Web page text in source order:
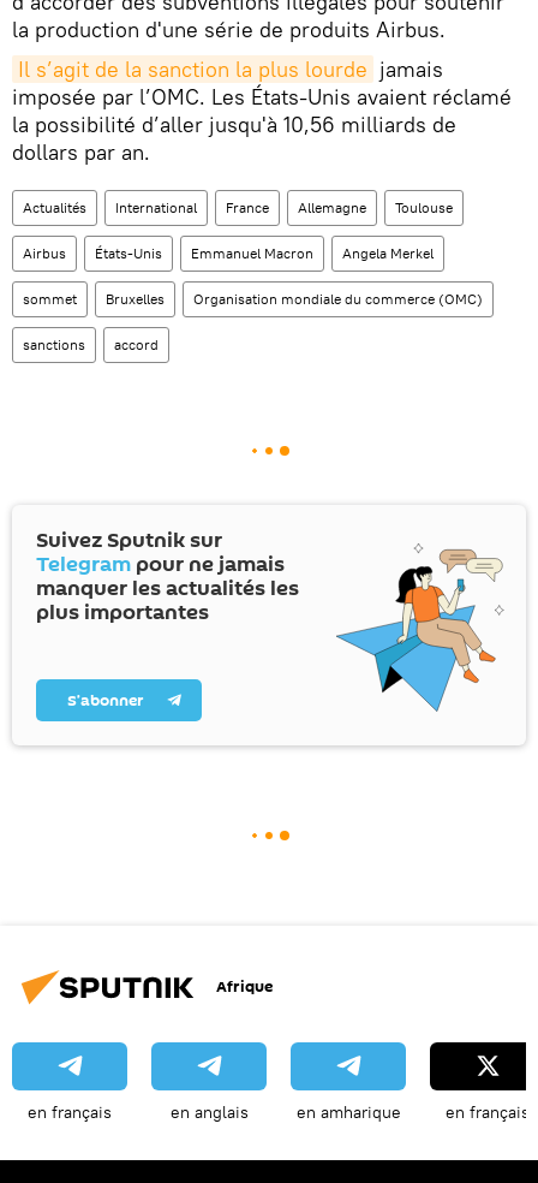
la production d'une série de produits Airbus.
Il s’agit de la sanction la plus lourde jamais
imposée par l’OMC. Les États-Unis avaient réclamé
la possibilité d’aller jusqu'à 10,56 milliards de
dollars par an.
Actualités International France Allemagne Toulouse
Airbus États-Unis Emmanuel Macron Angela Merkel
sommet Bruxelles Organisation mondiale du commerce (OMC)
sanctions accord
Suivez Sputnik sur
Telegram pour ne jamais
manquer les actualités les
plus importantes
S’abonner
Afrique
en français en anglais en amharique en français